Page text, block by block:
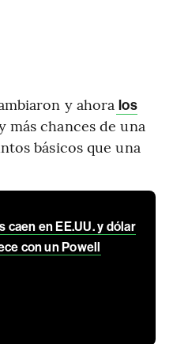
y ahora los
más chances de una
básicos que una
caen en EE.UU. y dólar
con un Powell